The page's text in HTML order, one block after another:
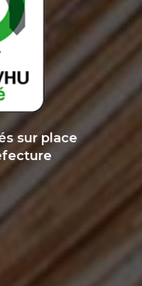
sur place